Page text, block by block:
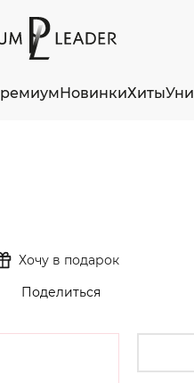
НовинкиХиты
Хочу в подарок
Поделиться